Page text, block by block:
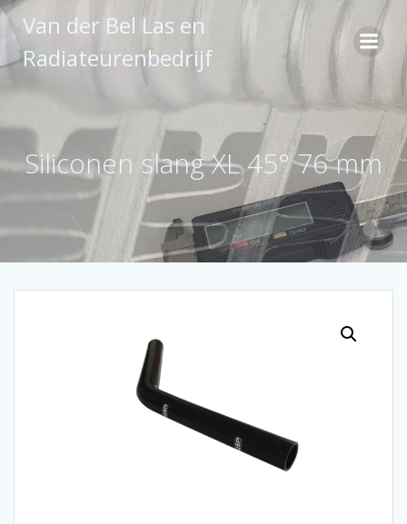
Ga
naar
inhoud
Van der Bel Las en
Radiateurenbedrijf
Siliconen slang XL 45° 76 mm